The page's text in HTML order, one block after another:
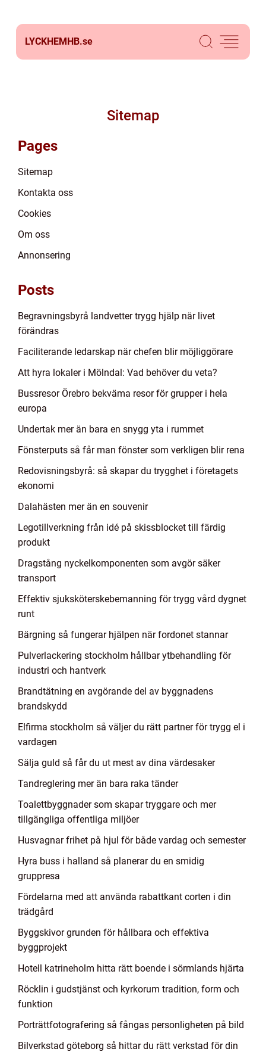
LYCKHEMHB.se
Sitemap
Pages
Sitemap
Kontakta oss
Cookies
Om oss
Annonsering
Posts
Begravningsbyrå landvetter trygg hjälp när livet
förändras
Faciliterande ledarskap när chefen blir möjliggörare
Att hyra lokaler i Mölndal: Vad behöver du veta?
Bussresor Örebro bekväma resor för grupper i hela
europa
Undertak mer än bara en snygg yta i rummet
Fönsterputs så får man fönster som verkligen blir rena
Redovisningsbyrå: så skapar du trygghet i företagets
ekonomi
Dalahästen mer än en souvenir
Legotillverkning från idé på skissblocket till färdig
produkt
Dragstång nyckelkomponenten som avgör säker
transport
Effektiv sjuksköterskebemanning för trygg vård dygnet
runt
Bärgning så fungerar hjälpen när fordonet stannar
Pulverlackering stockholm hållbar ytbehandling för
industri och hantverk
Brandtätning en avgörande del av byggnadens
brandskydd
Elfirma stockholm så väljer du rätt partner för trygg el i
vardagen
Sälja guld så får du ut mest av dina värdesaker
Tandreglering mer än bara raka tänder
Toalettbyggnader som skapar tryggare och mer
tillgängliga offentliga miljöer
Husvagnar frihet på hjul för både vardag och semester
Hyra buss i halland så planerar du en smidig
gruppresa
Fördelarna med att använda rabattkant corten i din
trädgård
Byggskivor grunden för hållbara och effektiva
byggprojekt
Hotell katrineholm hitta rätt boende i sörmlands hjärta
Röcklin i gudstjänst och kyrkorum tradition, form och
funktion
Porträttfotografering så fångas personligheten på bild
Bilverkstad göteborg så hittar du rätt verkstad för din